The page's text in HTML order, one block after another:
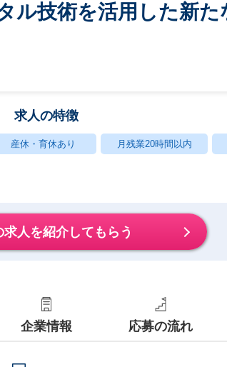
ル技術を活用した新
求人の特徴
産休・育休あり 月残業20時間以内
求人を紹介してもらう
企業情報 応募の流れ